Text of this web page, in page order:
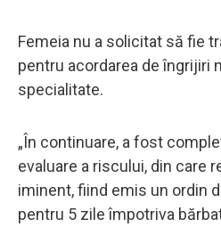
Femeia nu a solicitat să fie
pentru acordarea de îngrijiri
specialitate.
„În continuare, a fost
evaluare a riscului, din care
iminent, fiind emis un ordin
pentru 5 zile împotriva